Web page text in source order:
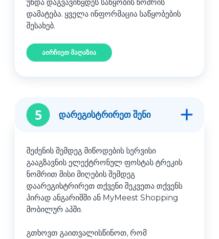
უნდა დაგვავიწყდეს საწყობის ნომრის
დამატება. ყველა ინფორმაცია საწყობების
შესახებ.
აირჩიეთ მაღაზია
5 დარეგისტრირეთ შენი
შეძენის შემდეგ მიწოდების სერვისი
გააგზავნის ელექტრონულ ფოსტას ტრეკის
ნომრით მისი მიღების შემდეგ
დაარეგისტრირეთ თქვენი შეკვეთა თქვენს
პირად ანგარიშში ან MyMeest Shopping
მობილურ აპში.
გთხოვთ გაითვალისწინოთ, რომ